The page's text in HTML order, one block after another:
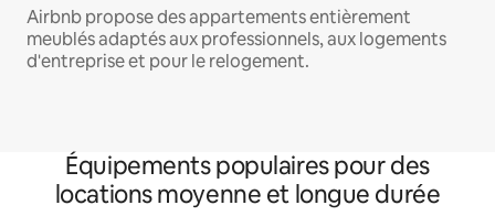
Airbnb propose des appartements entièrement
meublés adaptés aux professionnels, aux logements
d'entreprise et pour le relogement.
Équipements populaires pour des
locations moyenne et longue durée